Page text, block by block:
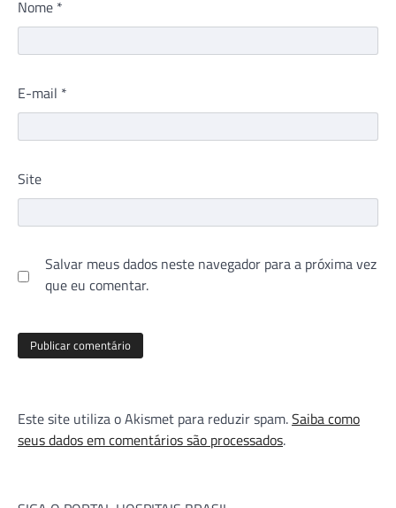
Nome *
E-mail *
Site
Salvar meus dados neste navegador para a próxima vez
que eu comentar.
Este site utiliza o Akismet para reduzir spam.Saiba como
seus dados em comentários são processados.